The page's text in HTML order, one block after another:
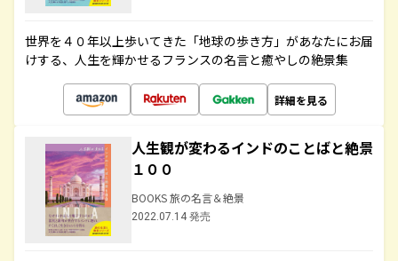
世界を４０年以上歩いてきた「地球の歩き方」があなたにお届
けする、人生を輝かせるフランスの名言と癒やしの絶景集
詳細を見る
人生観が変わるインドのことばと絶景
１００
BOOKS 旅の名言＆絶景
2022.07.14 発売